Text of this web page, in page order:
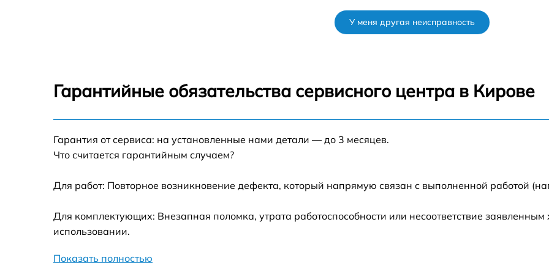
Замена шлейфа матрицы HP 830 G9
порта) HP 830 G9
Замена северного моста HP 830 G9 от 80 мин
У меня другая неисправность
Гарантийные обязательства сервисного центра в Кирове
Гарантия от сервиса: на установленные нами детали — до 3 месяцев.
Что считается гарантийным случаем?
Для работ: Повторное возникновение дефекта, который напрямую связан с выполненной работой
Для комплектующих: Внезапная поломка, утрата работоспособности или несоответствие
использовании.
Показать полностью